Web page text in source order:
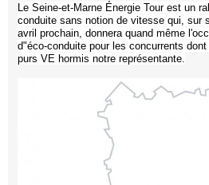
Le Seine-et-Marne Énergie Tour est un
conduite sans notion de vitesse qui, sur
avril prochain, donnera quand même
d"éco-conduite pour les concurrents
purs VE hormis notre représentante.